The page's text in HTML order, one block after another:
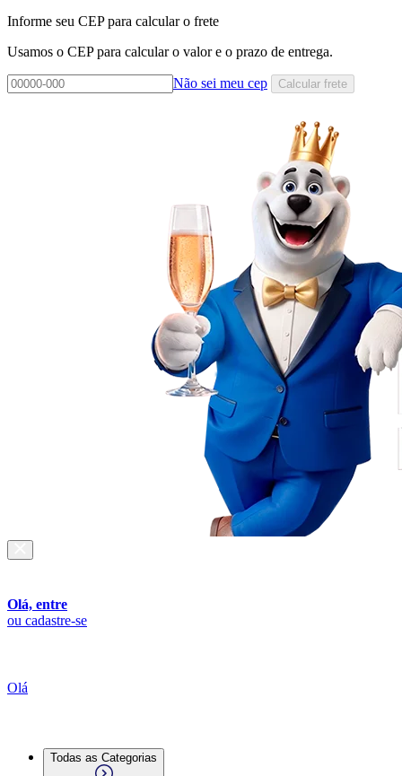
Informe seu CEP para calcular o frete
Usamos o CEP para calcular o valor e o prazo de entrega.
Não sei meu cep Calcular frete
Olá, entre
ou cadastre-se
Olá
Todas as Categorias